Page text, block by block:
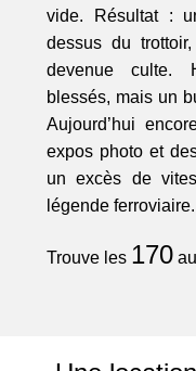
vide. Résultat :
dessus du
devenue culte.
blessés, mais un
Aujourd’hui
expos photo et
un excès de
légende ferroviaire.
Trouve les 170